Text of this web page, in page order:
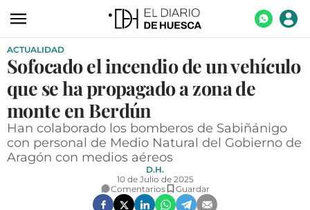
ACTUALIDAD
ECONOMÍA
TECNOLOGÍA
TURISMO
AGROALIMENTACIÓN
ACTUALIDAD
Sofocado el incendio de un vehículo
que se ha propagado a zona de
monte en Berdún
Han colaborado los bomberos de Sabiñánigo
con personal de Medio Natural del Gobierno de
Aragón con medios aéreos
D.H.
10 de Julio de 2025
Comentarios
Guardar